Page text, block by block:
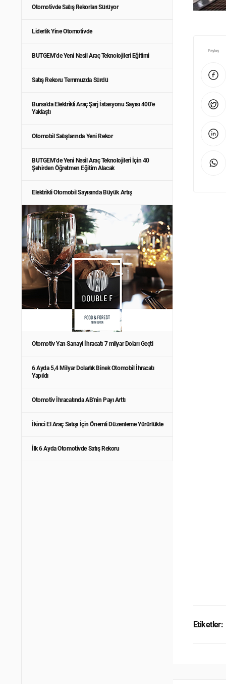
Otomotivde Satış Rekorları Sürüyor
Liderlik Yine Otomotivde
BUTGEM’de Yeni Nesil Araç Teknolojileri Eğitimi
Satış Rekoru Temmuzda Sürdü
Bursa'da Elektrikli Araç Şarj İstasyonu Sayısı 400'e
Yaklaştı
Otomobil Satışlarında Yeni Rekor
BUTGEM’de Yeni Nesil Araç Teknolojileri İçin 40
Şehirden Öğretmen Eğitim Alacak
Elektrikli Otomobil Sayısında Büyük Artış
Otomotiv Yan Sanayi İhracatı 7 milyar Doları Geçti
6 Ayda 5,4 Milyar Dolarlık Binek Otomobil İhracatı
Yapıldı
Otomotiv İhracatında AB'nin Payı Arttı
İkinci El Araç Satışı İçin Önemli Düzenleme Yürürlükte
İlk 6 Ayda Otomotivde Satış Rekoru
Paylaş
Etiketler: